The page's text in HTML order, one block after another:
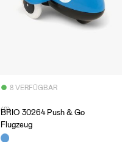
8 VERFÜGBAR
(2)
BRIO 30264 Push & Go
Flugzeug